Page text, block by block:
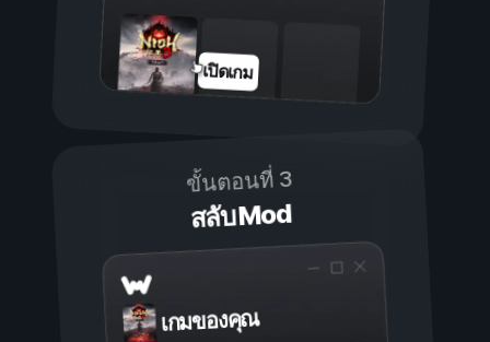
เปิดเกม
ขั้นตอนที่ 3
สลับ Mod
เกมของคุณ